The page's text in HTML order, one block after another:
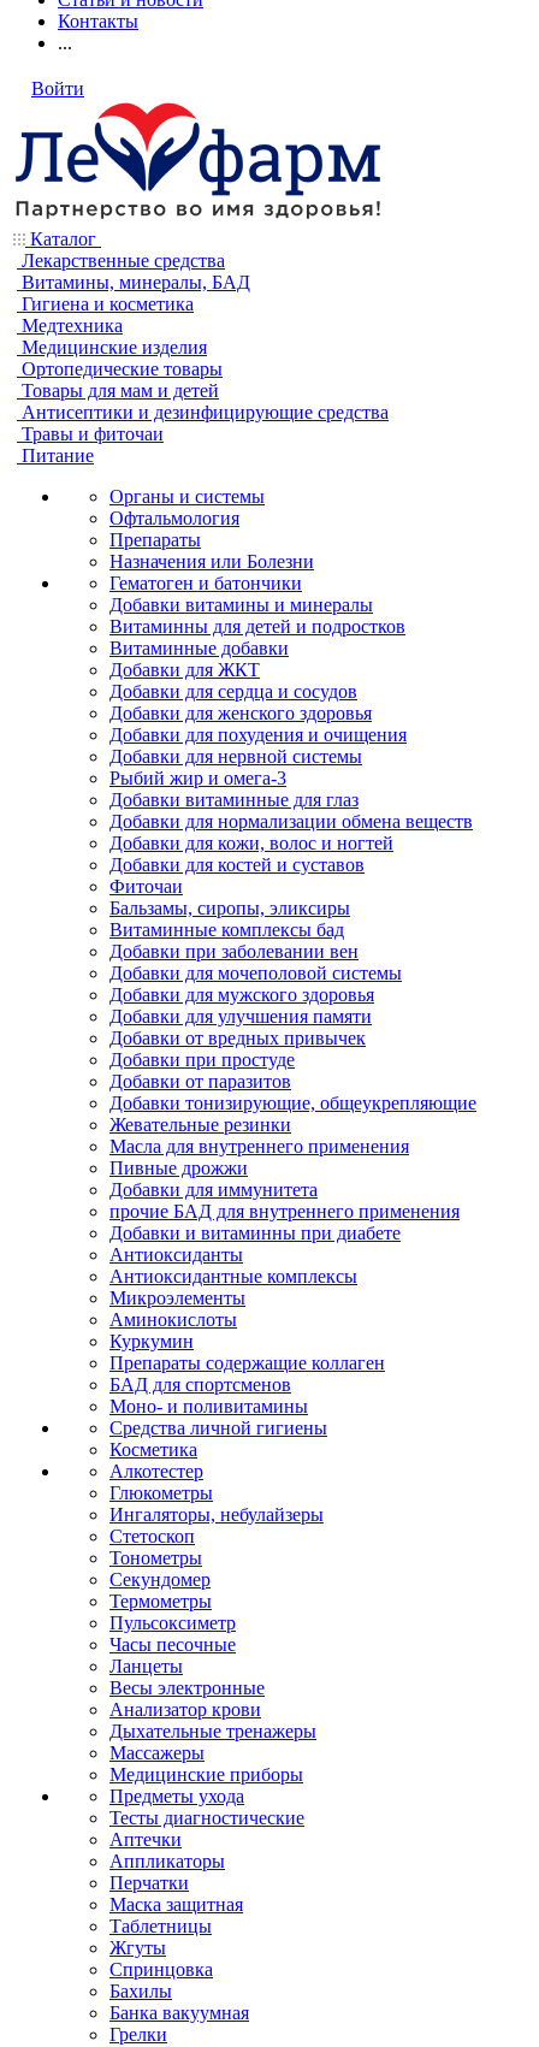
Контакты
...
Войти
Каталог
Лекарственные средства
Витамины, минералы, БАД
Гигиена и косметика
Медтехника
Медицинские изделия
Ортопедические товары
Товары для мам и детей
Антисептики и дезинфицирующие средства
Травы и фиточаи
Питание
Органы и системы
Офтальмология
Препараты
Назначения или Болезни
Гематоген и батончики
Добавки витамины и минералы
Витаминны для детей и подростков
Витаминные добавки
Добавки для ЖКТ
Добавки для сердца и сосудов
Добавки для женского здоровья
Добавки для похудения и очищения
Добавки для нервной системы
Рыбий жир и омега-3
Добавки витаминные для глаз
Добавки для нормализации обмена веществ
Добавки для кожи, волос и ногтей
Добавки для костей и суставов
Фиточаи
Бальзамы, сиропы, эликсиры
Витаминные комплексы бад
Добавки при заболевании вен
Добавки для мочеполовой системы
Добавки для мужского здоровья
Добавки для улучшения памяти
Добавки от вредных привычек
Добавки при простуде
Добавки от паразитов
Добавки тонизирующие, общеукрепляющие
Жевательные резинки
Масла для внутреннего применения
Пивные дрожжи
Добавки для иммунитета
прочие БАД для внутреннего применения
Добавки и витаминны при диабете
Антиоксиданты
Антиоксидантные комплексы
Микроэлементы
Аминокислоты
Куркумин
Препараты содержащие коллаген
БАД для спортсменов
Моно- и поливитамины
Средства личной гигиены
Косметика
Алкотестер
Глюкометры
Ингаляторы, небулайзеры
Стетоскоп
Тонометры
Секундомер
Термометры
Пульсоксиметр
Часы песочные
Ланцеты
Весы электронные
Анализатор крови
Дыхательные тренажеры
Массажеры
Медицинские приборы
Предметы ухода
Тесты диагностические
Аптечки
Аппликаторы
Перчатки
Маска защитная
Таблетницы
Жгуты
Спринцовка
Бахилы
Банка вакуумная
Грелки